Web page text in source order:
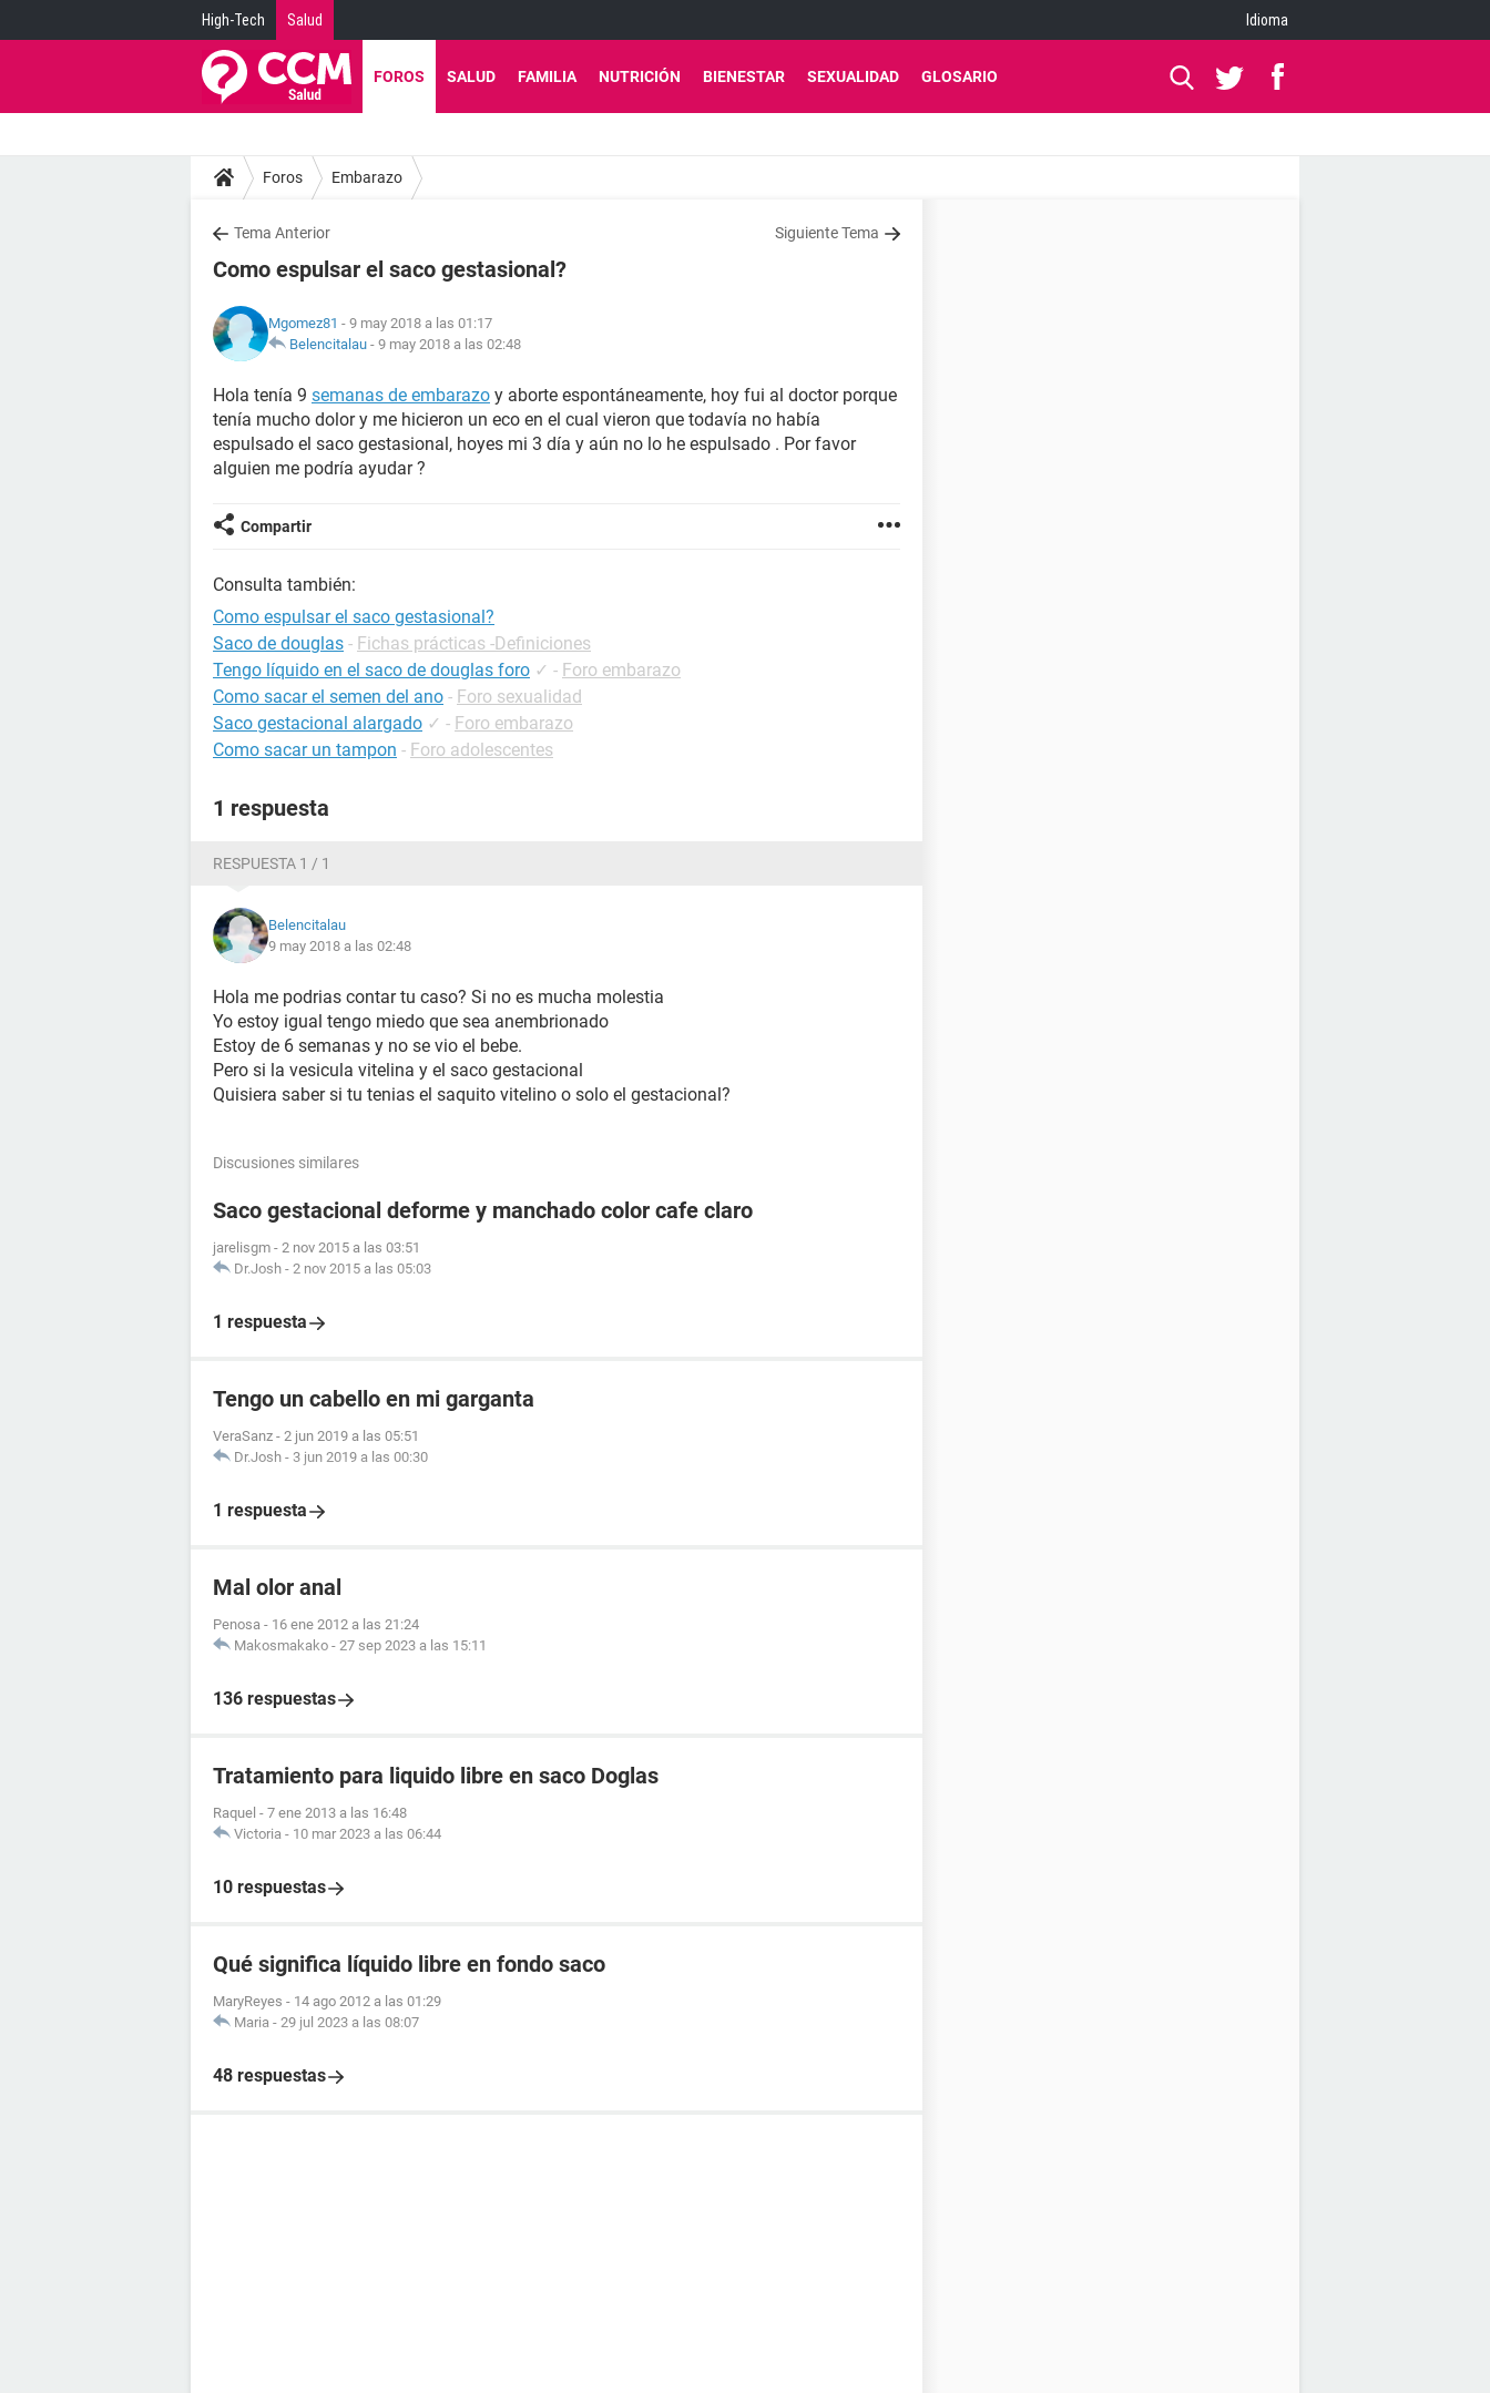
High-Tech Salud Idioma
FOROS SALUD FAMILIA NUTRICIÓN BIENESTAR SEXUALIDAD GLOSARIO
Foros Embarazo
Tema Anterior Siguiente Tema
Como espulsar el saco gestasional?
Mgomez81 - 9 may 2018 a las 01:17
Belencitalau - 9 may 2018 a las 02:48
Hola tenía 9 semanas de embarazo y aborte espontáneamente, hoy fui al doctor porque
tenía mucho dolor y me hicieron un eco en el cual vieron que todavía no había
espulsado el saco gestasional, hoyes mi 3 día y aún no lo he espulsado . Por favor
alguien me podría ayudar ?
Compartir
Consulta también:
Como espulsar el saco gestasional?
Saco de douglas - Fichas prácticas -Definiciones
Tengo líquido en el saco de douglas foro ✓ - Foro embarazo
Como sacar el semen del ano - Foro sexualidad
Saco gestacional alargado ✓ - Foro embarazo
Como sacar un tampon - Foro adolescentes
1 respuesta
RESPUESTA 1 / 1
Belencitalau
9 may 2018 a las 02:48
Hola me podrias contar tu caso? Si no es mucha molestia
Yo estoy igual tengo miedo que sea anembrionado
Estoy de 6 semanas y no se vio el bebe.
Pero si la vesicula vitelina y el saco gestacional
Quisiera saber si tu tenias el saquito vitelino o solo el gestacional?
Discusiones similares
Saco gestacional deforme y manchado color cafe claro
jarelisgm - 2 nov 2015 a las 03:51
Dr.Josh - 2 nov 2015 a las 05:03
1 respuesta
Tengo un cabello en mi garganta
VeraSanz - 2 jun 2019 a las 05:51
Dr.Josh - 3 jun 2019 a las 00:30
1 respuesta
Mal olor anal
Penosa - 16 ene 2012 a las 21:24
Makosmakako - 27 sep 2023 a las 15:11
136 respuestas
Tratamiento para liquido libre en saco Doglas
Raquel - 7 ene 2013 a las 16:48
Victoria - 10 mar 2023 a las 06:44
10 respuestas
Qué significa líquido libre en fondo saco
MaryReyes - 14 ago 2012 a las 01:29
Maria - 29 jul 2023 a las 08:07
48 respuestas